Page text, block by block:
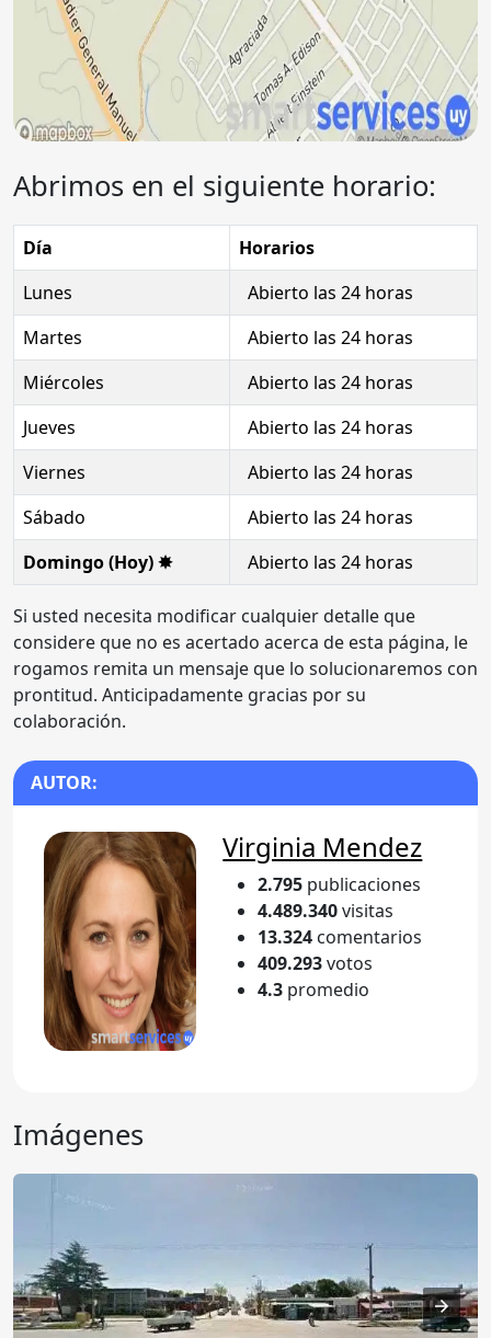
Abrimos en el siguiente horario:
Día
Horarios
Lunes
Abierto las 24 horas
Martes
Abierto las 24 horas
Miércoles
Abierto las 24 horas
Jueves
Abierto las 24 horas
Viernes
Abierto las 24 horas
Sábado
Abierto las 24 horas
Domingo (Hoy) ✸
Abierto las 24 horas
Si usted necesita modificar cualquier detalle que
considere que no es acertado acerca de esta página, le
rogamos remita un mensaje que lo solucionaremos con
prontitud. Anticipadamente gracias por su
colaboración.
AUTOR:
Virginia Mendez
2.795 publicaciones
4.489.340visitas
13.324 comentarios
409.293votos
4.3 promedio
Imágenes